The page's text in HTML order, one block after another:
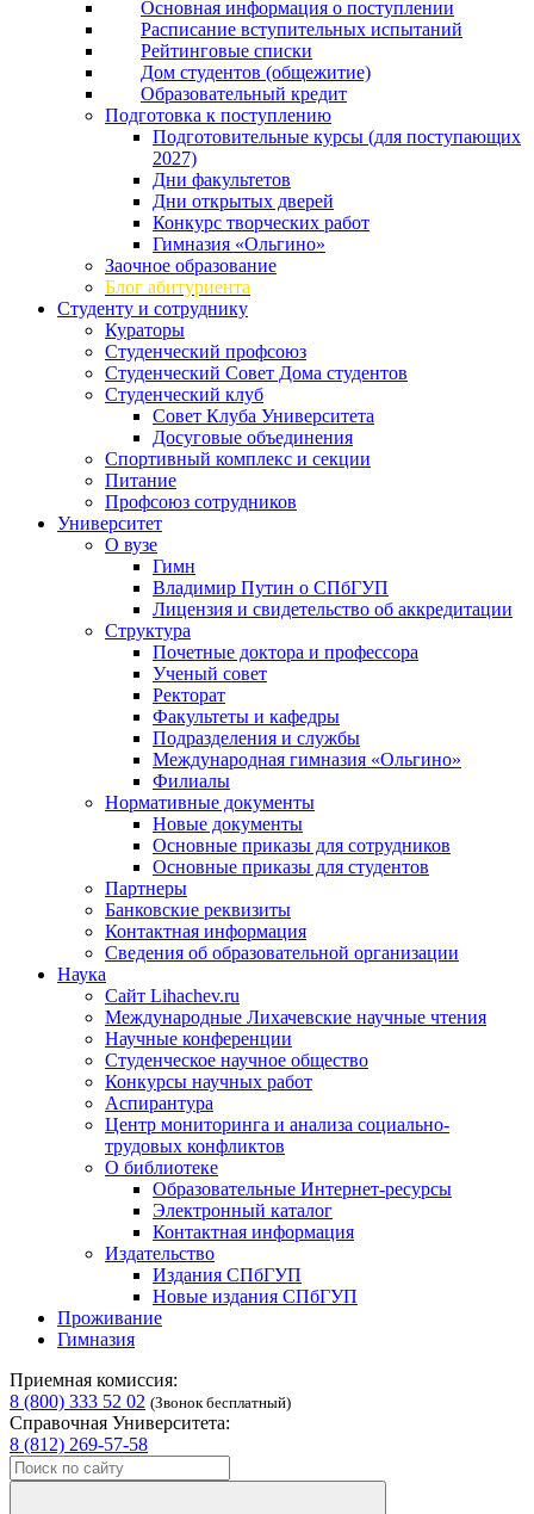
Основная информация о поступлении
Расписание вступительных испытаний
Рейтинговые списки
Дом студентов (общежитие)
Образовательный кредит
Подготовка к поступлению
Подготовительные курсы (для поступающих
2027)
Дни факультетов
Дни открытых дверей
Конкурс творческих работ
Гимназия «Ольгино»
Заочное образование
Блог абитуриента
Студенту и сотруднику
Кураторы
Студенческий профсоюз
Студенческий Совет Дома студентов
Студенческий клуб
Совет Клуба Университета
Досуговые объединения
Спортивный комплекс и секции
Питание
Профсоюз сотрудников
Университет
О вузе
Гимн
Владимир Путин о СПбГУП
Лицензия и свидетельство об аккредитации
Структура
Почетные доктора и профессора
Ученый совет
Ректорат
Факультеты и кафедры
Подразделения и службы
Международная гимназия «Ольгино»
Филиалы
Нормативные документы
Новые документы
Основные приказы для сотрудников
Основные приказы для студентов
Партнеры
Банковские реквизиты
Контактная информация
Сведения об образовательной организации
Наука
Сайт Lihachev.ru
Международные Лихачевские научные чтения
Научные конференции
Студенческое научное общество
Конкурсы научных работ
Аспирантура
Центр мониторинга и анализа социально-
трудовых конфликтов
О библиотеке
Образовательные Интернет-ресурсы
Электронный каталог
Контактная информация
Издательство
Издания СПбГУП
Новые издания СПбГУП
Проживание
Гимназия
Приемная комиссия:
8 (800) 333 52 02 (Звонок бесплатный)
Справочная Университета:
8 (812) 269-57-58